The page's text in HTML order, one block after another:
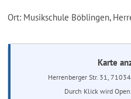
Ort: Musikschule Böblingen,
Karte
Herrenberger Str. 31,
Durch Klick wird